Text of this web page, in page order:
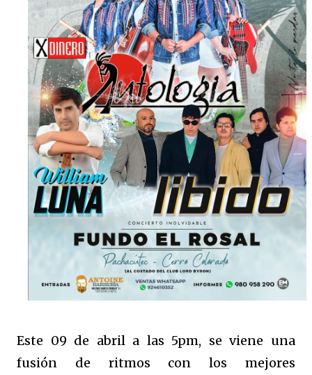
Este 09 de abril a las 5pm, se viene una
fusión de ritmos con los mejores